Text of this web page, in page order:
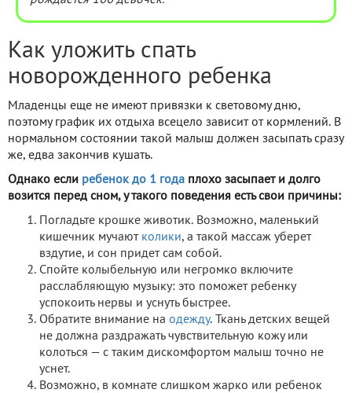
Как уложить спать
новорожденного ребенка
Младенцы еще не имеют привязки к световому дню,
поэтому график их отдыха всецело зависит от кормлений. В
нормальном состоянии такой малыш должен засыпать сразу
же, едва закончив кушать.
Однако если ребенок до 1 года плохо засыпает и долго
возится перед сном, у такого поведения есть свои причины:
Погладьте крошке животик. Возможно, маленький
кишечник мучают колики, а такой массаж уберет
вздутие, и сон придет сам собой.
Спойте колыбельную или негромко включите
расслабляющую музыку: это поможет ребенку
успокоить нервы и уснуть быстрее.
Обратите внимание на одежду. Ткань детских вещей
не должна раздражать чувствительную кожу или
колоться — с таким дискомфортом малыш точно не
уснет.
Возможно, в комнате слишком жарко или ребенок